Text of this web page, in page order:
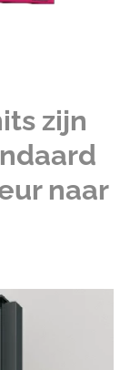
zijn
naar